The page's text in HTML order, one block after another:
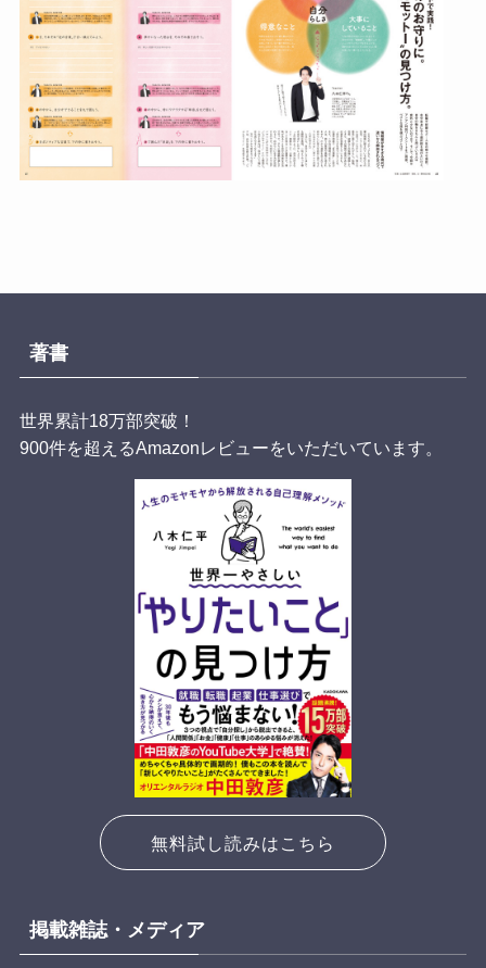
著書
世界累計18万部突破！
900件を超えるAmazonレビューをいただいています。
無料試し読みはこちら
掲載雑誌・メディア